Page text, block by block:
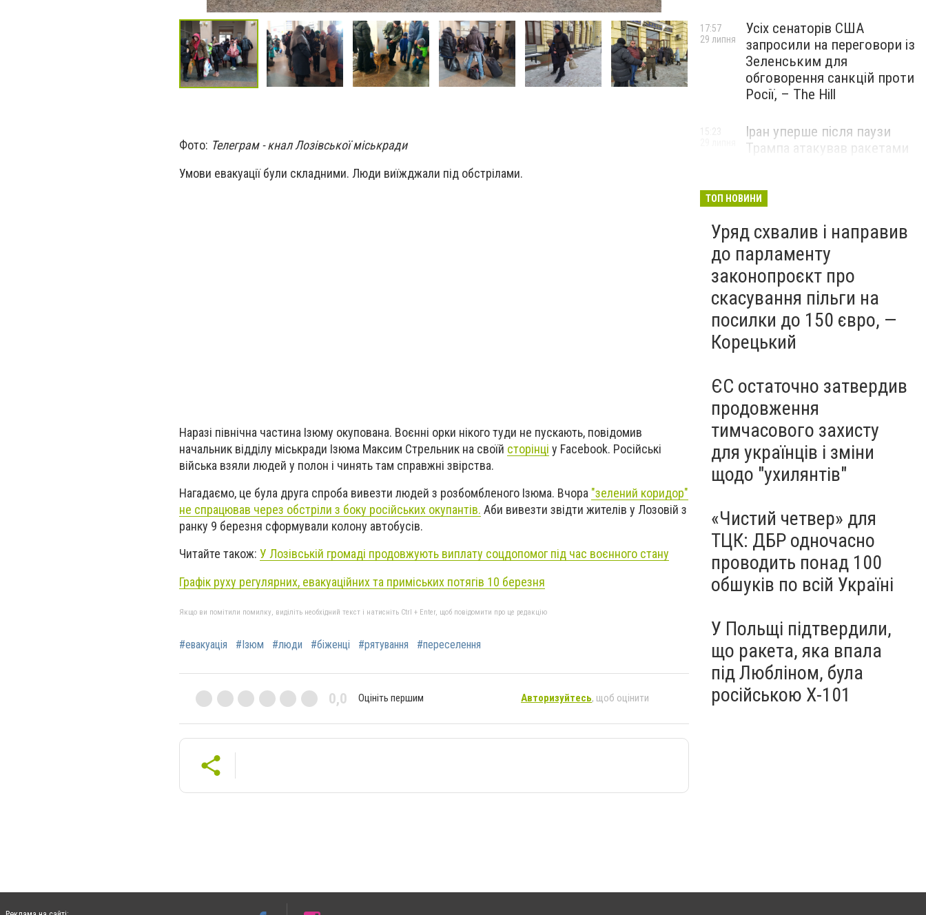
Фото: Телеграм - кнал Лозівської міськради
Умови евакуації були складними. Люди виїжджали під обстрілами.
Наразі північна частина Ізюму окупована. Воєнні орки нікого туди не пускають, повідомив
начальник відділу міськради Ізюма Максим Стрельник на своїй сторінці у Facebook. Російські
війська взяли людей у полон і чинять там справжні звірства.
Нагадаємо, це була друга спроба вивезти людей з розбомбленого Ізюма. Вчора "зелений коридор"
не спрацював через обстріли з боку російських окупантів. Аби вивезти звідти жителів у Лозовій з
ранку 9 березня сформували колону автобусів.
Читайте також: У Лозівській громаді продовжують виплату соцдопомог під час воєнного стану
Графік руху регулярних, евакуаційних та приміських потягів 10 березня
Якщо ви помітили помилку, виділіть необхідний текст і натисніть Ctrl + Enter, щоб повідомити про це редакцію
#евакуація #Ізюм #люди #біженці #рятування #переселення
0,0 Оцініть першим Авторизуйтесь, щоб оцінити
Усіх сенаторів США
запросили на переговори із
Зеленським для
обговорення санкцій проти
Росії, – The Hill
17:57
29 липня
Іран уперше після паузи
Трампа атакував ракетами
15:23
ТОП НОВИНИ
Уряд схвалив і направив
до парламенту
законопроєкт про
скасування пільги на
посилки до 150 євро, —
Корецький
ЄС остаточно затвердив
продовження
тимчасового захисту
для українців і зміни
щодо "ухилянтів"
«Чистий четвер» для
ТЦК: ДБР одночасно
проводить понад 100
обшуків по всій Україні
У Польщі підтвердили,
що ракета, яка впала
під Любліном, була
російською Х-101